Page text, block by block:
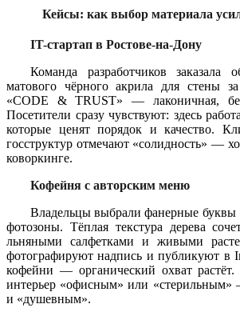
Кейсы: как выбор материала
IT-стартап в Ростове-на-Дону
Команда разработчиков заказала
матового чёрного акрила для стены
«CODE & TRUST» — лаконичная,
Посетители сразу чувствуют: здесь
которые ценят порядок и качество.
госструктур отмечают «солидность» —
коворкинге.
Кофейня с авторским меню
Владельцы выбрали фанерные
фотозоны. Тёплая текстура дерева
льняными салфетками и живыми
фотографируют надпись и публикуют в
кофейни — органический охват
интерьер «офисным» или
и «душевным».